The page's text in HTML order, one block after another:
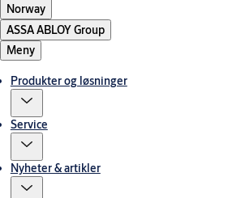
Norway
ASSA ABLOY Group
Meny
Produkter og løsninger
Service
Nyheter & artikler